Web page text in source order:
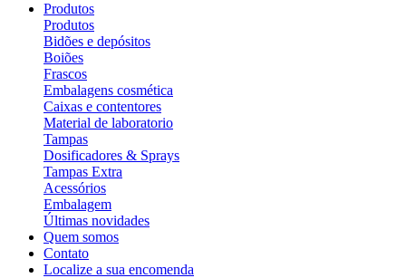
Produtos
Produtos
Bidões e depósitos
Boiões
Frascos
Embalagens cosmética
Caixas e contentores
Material de laboratorio
Tampas
Dosificadores & Sprays
Tampas Extra
Acessórios
Embalagem
Últimas novidades
Quem somos
Contato
Localize a sua encomenda